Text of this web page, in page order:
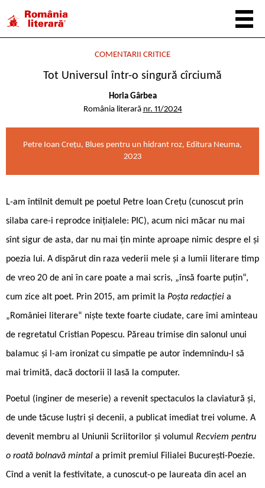
COMENTARII CRITICE
Tot Universul într-o singură cîrciumă
Horia Gârbea
România literară nr. 11/2024
Petre Ioan Crețu, Blues pentru un hidrant roz, Editura Neuma,
2023
L-am întîlnit demult pe poetul Petre Ioan Crețu (cunoscut prin
silaba care-i reprodce inițialele: PIC), acum nici măcar nu mai
sînt sigur de asta, dar nu mai țin minte aproape nimic despre el și
poezia lui. A dispărut din raza vederii mele și a lumii literare timp
de vreo 20 de ani în care poate a mai scris, „însă foarte puțin“,
cum zice alt poet. Prin 2015, am primit la Poșta redacției a
„României literare“ niște texte foarte ciudate, care îmi aminteau
de regretatul Cristian Popescu. Păreau trimise din salonul unui
balamuc și l-am ironizat cu simpatie pe autor îndemnîndu-l să
mai trimită, dacă doctorii îl lasă la computer.
Poetul (inginer de meserie) a revenit spectaculos la claviatură și,
de unde tăcuse luștri și decenii, a publicat imediat trei volume. A
devenit membru al Uniunii Scriitorilor și volumul Recviem pentru
o roată bolnavă mintal a primit premiul Filialei București-Poezie.
Cînd a venit la festivitate, a cunoscut-o pe laureata din acel an